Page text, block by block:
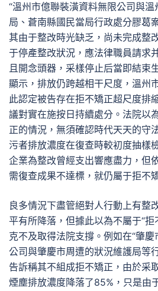
“溫州市億聯裝潢資料無限公司與
局、蒼南縣國民當局行政處分膠葛
其由于整改時光缺乏，尚未完成整
于停產整改狀況，應法律職員請求
且開念頭器，采樣停止后當即結束
顯示，排放仍跨越相干尺度，溫州
此認定被告存在拒不矯正超尺度排
議對實在施按日持續處分。法院以
正的情況，無須確認時代天天的
污者排放濃度在復查時較初度抽樣
企業為整改曾經支出響應盡力，但
需復查成果不達標，就仍屬于拒不
良多情況下盡管絕對人行動上有整
平有所降落，但據此以為不屬于“
克不及取得法院支撐。例如在“肇
公司與肇慶市周遭的狀況維護局等
告訴稱其不組成拒不矯正，由於采
煙塵排放濃度降落了85%，只是由